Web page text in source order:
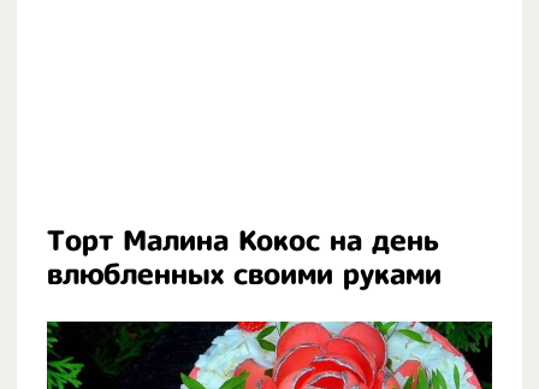
Торт Малина Кокос на день
влюбленных своими руками